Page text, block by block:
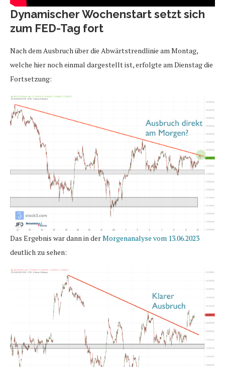
Dynamischer Wochenstart setzt sich
zum FED-Tag fort
Nach dem Ausbruch über die Abwärtstrendlinie am Montag,
welche hier noch einmal dargestellt ist, erfolgte am Dienstag die
Fortsetzung:
Das Ergebnis war dann in derMorgenanalyse vom 13.06.2023
deutlich zu sehen: